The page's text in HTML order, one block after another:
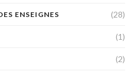
ENSEIGNES (28)
(1)
(2)